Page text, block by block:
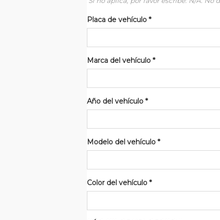
Placa de vehículo *
Marca del vehículo *
Año del vehículo *
Modelo del vehículo *
Color del vehículo *